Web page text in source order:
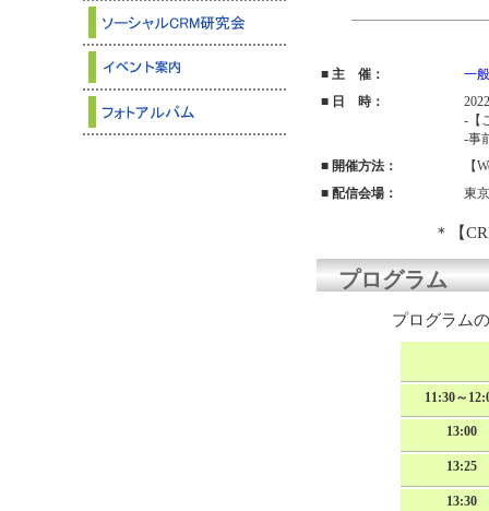
■ 主 催：
一
■ 日 時：
-【
-事
■ 開催方法：
【
■ 配信会場：
東
＊ 【
プログラム
プログラム
11:30～
13:00
13:25
13:30